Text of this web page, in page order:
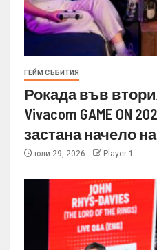
ГЕЙМ СЪБИТИЯ
Рокада във
Vivacom GAME ON
застана начело на
юли 29, 2026 Player 1